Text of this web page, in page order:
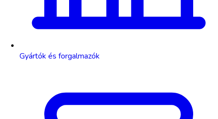
Gyártók és forgalmazók